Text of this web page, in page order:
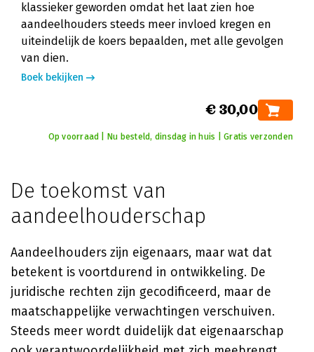
klassieker geworden omdat het laat zien hoe
aandeelhouders steeds meer invloed kregen en
uiteindelijk de koers bepaalden, met alle gevolgen
van dien.
Boek bekijken
€ 30,00
Op voorraad | Nu besteld, dinsdag in huis | Gratis verzonden
De toekomst van
aandeelhouderschap
Aandeelhouders zijn eigenaars, maar wat dat
betekent is voortdurend in ontwikkeling. De
juridische rechten zijn gecodificeerd, maar de
maatschappelijke verwachtingen verschuiven.
Steeds meer wordt duidelijk dat eigenaarschap